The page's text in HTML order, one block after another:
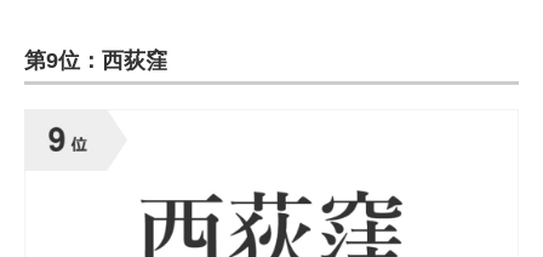
電子設計の基本と応用
エネルギーの専門メディア
建設×テクノロジーの最前線
第9位：西荻窪